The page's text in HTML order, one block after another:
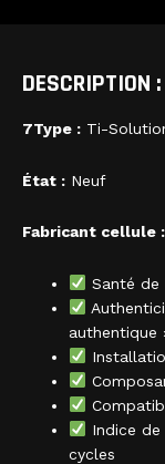
DESCRIPTION :
7Type : Ti-
État : Neuf
Fabricant cellule :
Santé de
authentique
Indice
cycles